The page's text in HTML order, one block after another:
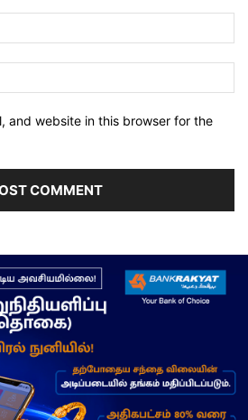
and website in this browser for the